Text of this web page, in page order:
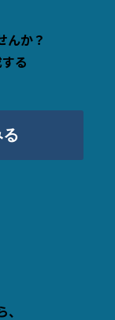
んか？
る